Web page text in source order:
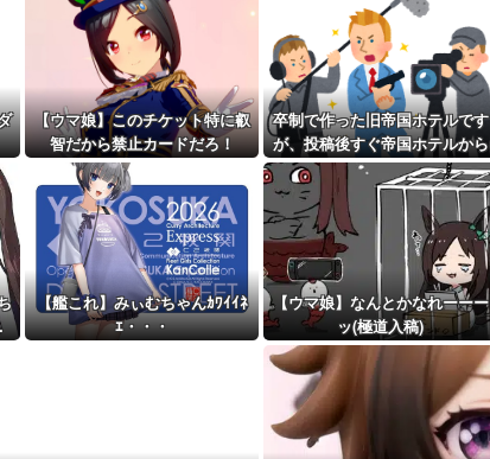
今後2か月置きに実装予定！第...
【ウマ娘】このチケット特に叡
智だから禁止カードだろ！
卒制で作った旧帝国ホテルです
が、投稿後すぐ帝国ホテルから
連絡があり・・・・・
【艦これ】みぃむちゃんｶﾜｲｲﾈ
ｴ・・・
【ウマ娘】なんとかなれーーー
ッ(極道入稿)